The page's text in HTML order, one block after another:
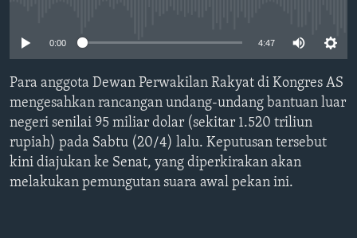
Bahasa-bahasa
0:00 4:47
Para anggota Dewan Perwakilan Rakyat di Kongres AS
mengesahkan rancangan undang-undang bantuan luar
negeri senilai 95 miliar dolar (sekitar 1.520 triliun
rupiah) pada Sabtu (20/4) lalu. Keputusan tersebut
kini diajukan ke Senat, yang diperkirakan akan
melakukan pemungutan suara awal pekan ini.